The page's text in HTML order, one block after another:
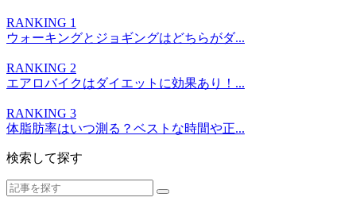
RANKING 1
ウォーキングとジョギングはどちらがダ...
RANKING 2
エアロバイクはダイエットに効果あり！...
RANKING 3
体脂肪率はいつ測る？ベストな時間や正...
検索して探す